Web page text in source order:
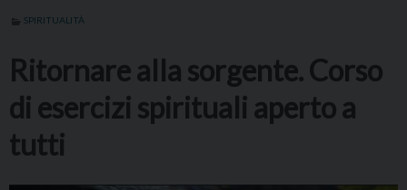
SPIRITUALITÀ
Ritornare alla sorgente. Corso
di esercizi spirituali aperto a
tutti